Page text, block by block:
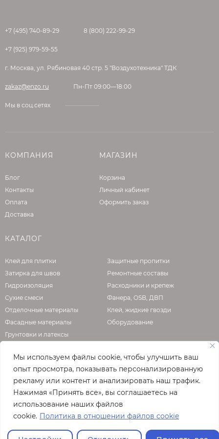
Мы используем файлы cookie, чтобы улучшить ваш
опыт просмотра, показывать персонализированную
рекламу или контент и анализировать наш трафик.
Нажимая «Принять все», вы соглашаетесь на
использование наших файлов
cookie. Политика в отношении файлов cookie
Преимущества составов для
стяжки полов
Если говорить о плюсах смесей для стяжки полов, то к
наличие в составе модификаторов, которые
снижает транспортные расходы, уменьшает
для растворения смеси для стяжки пола;
можно сделать стяжку любой толщины, в
зависимости от состава смеси;
материал может использоваться в разных
совместим с разными видами финишей;
приемлемая стоимость состава.
Типы и особенности
Для того, чтобы сделать стяжку пола в конкретном
помещении, нужно подобрать соответствующий тип
материала. При этом важно соблюдать инструкцию
производителя, иначе никто не может гарантировать
заказать стяжку, созданную на основе:
Цемента. Цементный состав для стяжки полов
можно использовать при перепадах высот
покрытия до 5 см. В зависимости от будущих
характеристик пола состав смесей может
дополняться минеральными и полимерными
модификаторами, из-за чего цементно-
+7 (495) 740-89-29 8 (800) 222-99-29
+7 (925) 979-59-55
г. Москва, ул. Рябиновая 40 стр. 5 "Воздухотехника" ТДК
zakaz@enzo.ru Пн-Пт 09:00—18:00
Мы в соц.сетях
КОМПАНИЯ
Блог
Контакты
Оплата
Доставка
МАГАЗИН
Корзина
Личный кабинет
Оформить заказ
КАТАЛОГ
Клей для плитки
Затирка для швов
Гидроизоляция
Сухие смеси
Отделочные материалы
Фасадные материалы
Грунтовки и латексы
Защитные пропитки
Ремонтные составы
Расходники и крепеж
Фанера, OSB, ДВП
Клей, жидкие гвозди
Оборудование
О КОМПАНИИ
Официальная страница сайта
enzo.ru